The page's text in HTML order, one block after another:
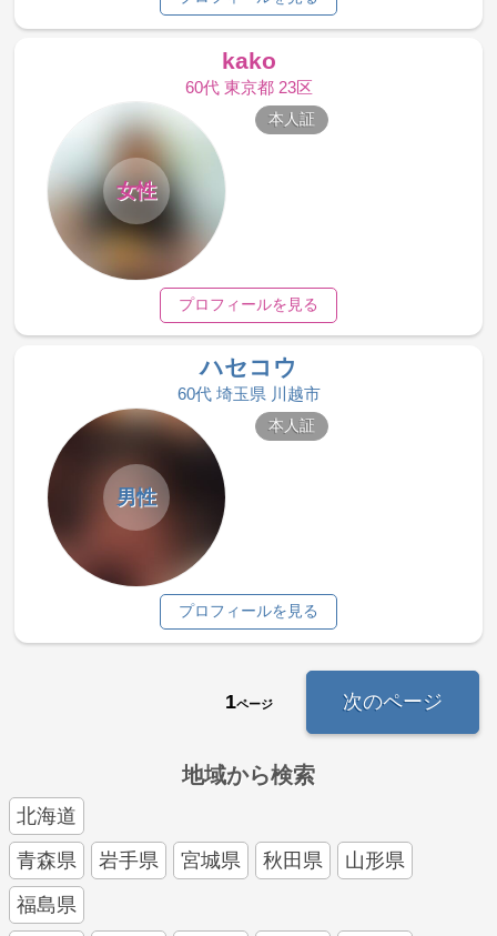
kako
60代 東京都 23区
女性
本人証
プロフィールを見る
ハセコウ
60代 埼玉県 川越市
男性
本人証
プロフィールを見る
1ページ 次のページ
地域から検索
北海道
青森県
岩手県 宮城県 秋田県
山形県
福島県